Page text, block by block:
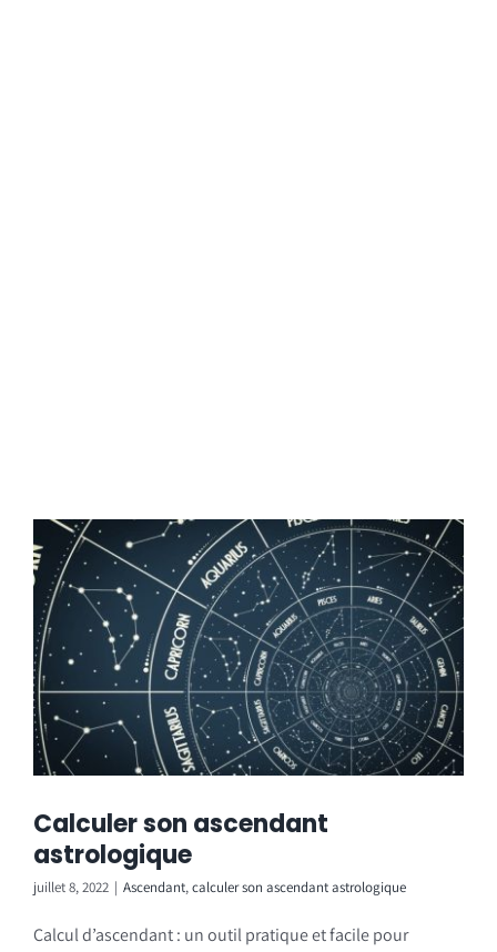
Calculer son ascendant
astrologique
juillet 8, 2022 | Ascendant,calculer son ascendant astrologique
Calcul d’ascendant : un outil pratique et facile pour